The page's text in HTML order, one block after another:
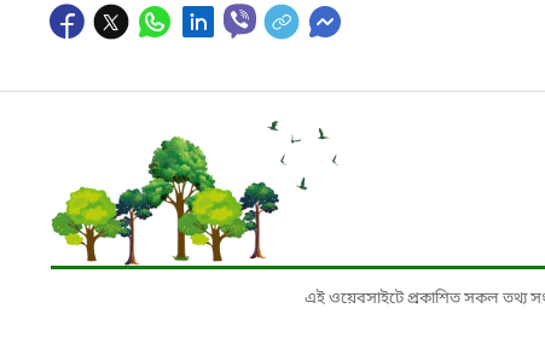
এই ওয়েবসাইটে প্রকাশিত সকল তথ্য